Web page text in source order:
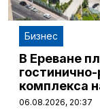
Бизнес
В Ереване
гостинично-
комплекса
06.08.2026, 20:37